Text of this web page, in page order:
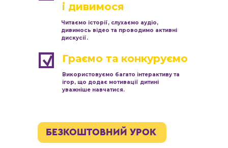
Читаємо історії, слухаємо аудіо,
дивимось відео та проводимо активні
дискусії.
Використовуємо багато інтерактиву та
ігор, що додає мотивації дитині
уважніше навчатися.
і дивимося
Граємо та конкуруємо
БЕЗКОШТОВНИЙ УРОК